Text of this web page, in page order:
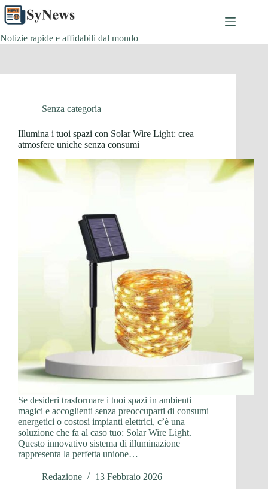
Salta
contenuto
Notizie rapide e affidabili dal mondo
Senza categoria
Illumina i tuoi spazi con Solar Wire Light: crea
atmosfere uniche senza consumi
Se desideri trasformare i tuoi spazi in ambienti
magici e accoglienti senza preoccuparti di consumi
energetici o costosi impianti elettrici, c’è una
soluzione che fa al caso tuo: Solar Wire Light.
Questo innovativo sistema di illuminazione
rappresenta la perfetta unione…
Redazione 13 Febbraio 2026